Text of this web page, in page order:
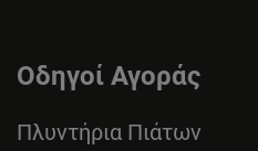
Οδηγοί Αγοράς
Πλυντήρια Πιάτων